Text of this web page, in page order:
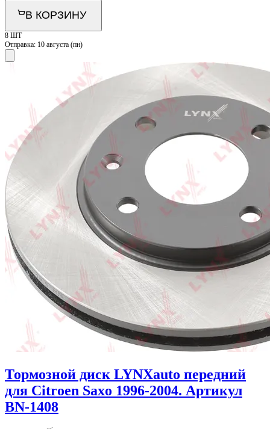
В КОРЗИНУ
8 ШТ
Отправка: 10 августа (пн)
Тормозной диск LYNXauto передний
для Citroen Saxo 1996-2004. Артикул
BN-1408